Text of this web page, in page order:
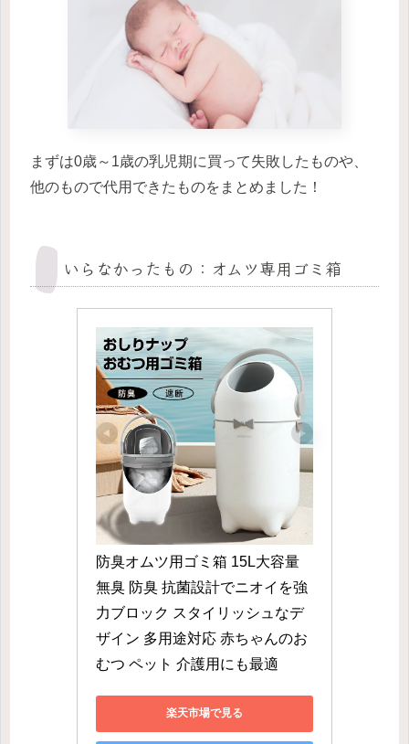
まずは0歳～1歳の乳児期に買って失敗したものや、
他のもので代用できたものをまとめました！
いらなかったもの：オムツ専用ゴミ箱
防臭オムツ用ゴミ箱 15L大容量
無臭 防臭 抗菌設計でニオイを強
力ブロック スタイリッシュなデ
ザイン 多用途対応 赤ちゃんのお
むつ ペット 介護用にも最適
楽天市場で見る